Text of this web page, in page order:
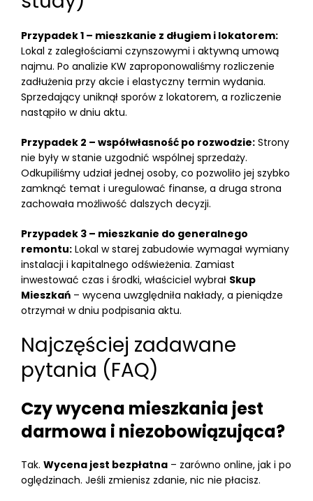
Przypadek 1 – mieszkanie z długiem i lokatorem:
Lokal z zaległościami czynszowymi i aktywną umową
najmu. Po analizie KW zaproponowaliśmy rozliczenie
zadłużenia przy akcie i elastyczny termin wydania.
Sprzedający uniknął sporów z lokatorem, a rozliczenie
nastąpiło w dniu aktu.
Przypadek 2 – współwłasność po rozwodzie: Strony
nie były w stanie uzgodnić wspólnej sprzedaży.
Odkupiliśmy udział jednej osoby, co pozwoliło jej szybko
zamknąć temat i uregulować finanse, a druga strona
zachowała możliwość dalszych decyzji.
Przypadek 3 – mieszkanie do generalnego
remontu: Lokal w starej zabudowie wymagał wymiany
instalacji i kapitalnego odświeżenia. Zamiast
inwestować czas i środki, właściciel wybrał Skup
Mieszkań – wycena uwzględniła nakłady, a pieniądze
otrzymał w dniu podpisania aktu.
Najczęściej zadawane
pytania (FAQ)
Czy wycena mieszkania jest
darmowa i niezobowiązująca?
Tak. Wycena jest bezpłatna – zarówno online, jak i po
oględzinach. Jeśli zmienisz zdanie, nic nie płacisz.